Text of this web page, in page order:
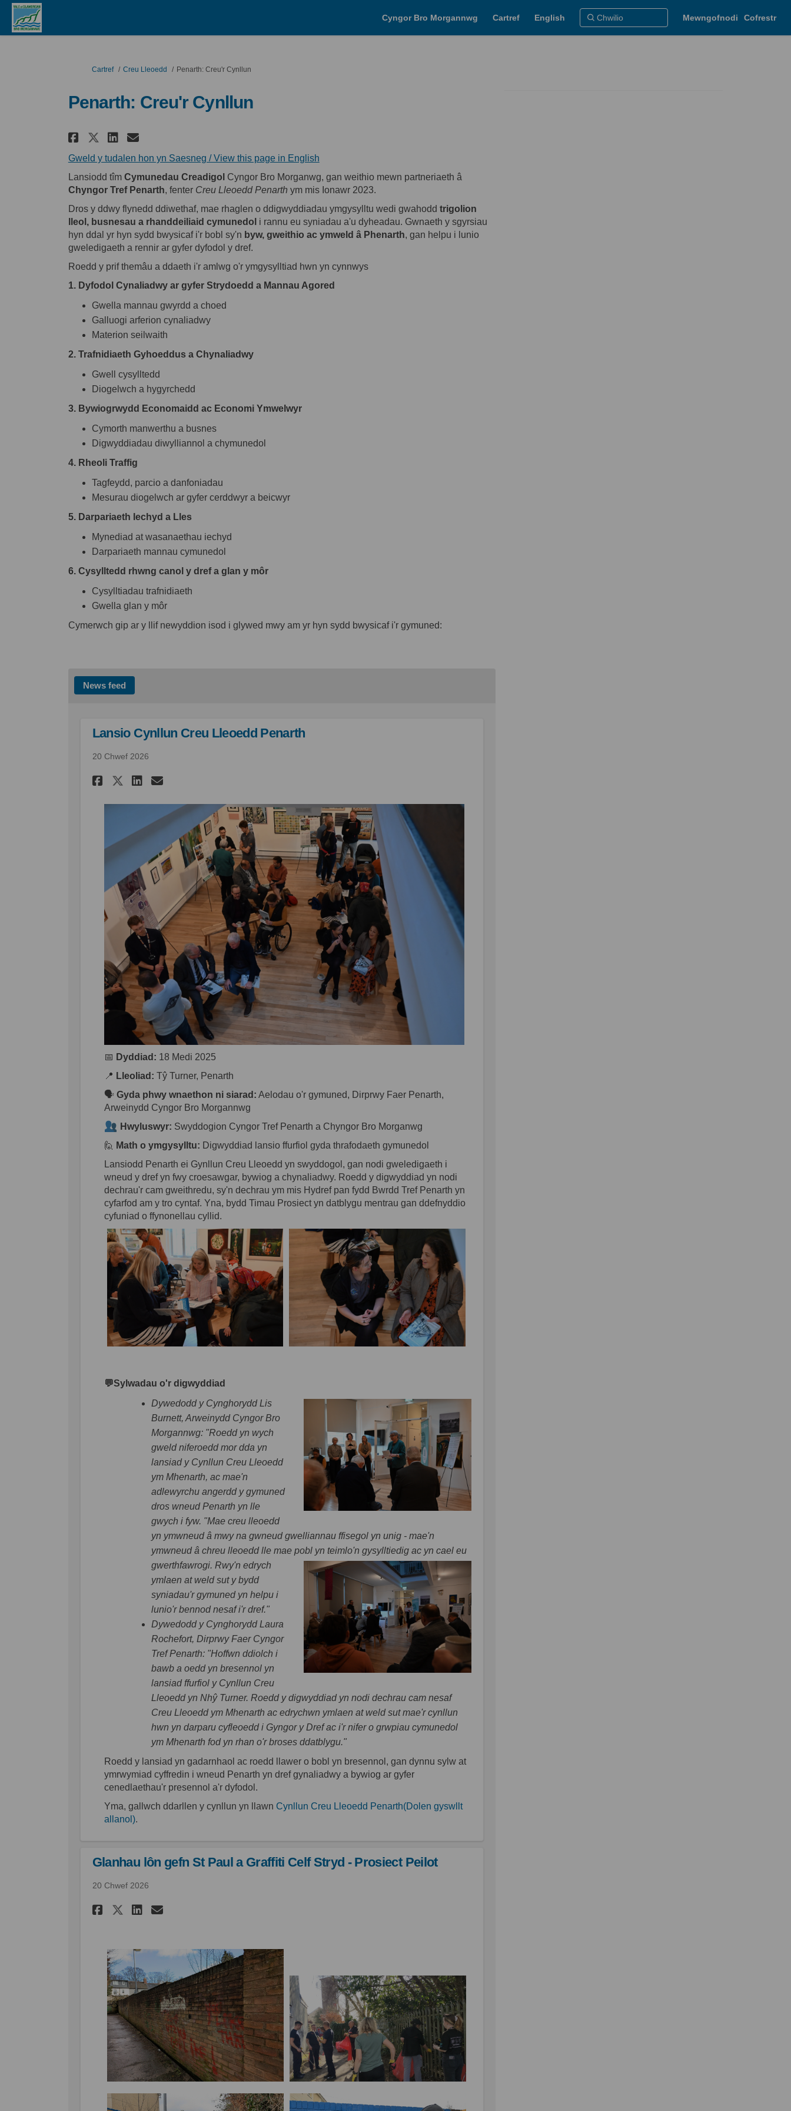
Cyngor Bro Morgannwg Cartref English Mewngofnodi Cofrestr
Rydych yma:
Cartref Creu Lleoedd Penarth: Creu'r Cynllun
Penarth: Creu'r Cynllun
Rhannu Penarth: Creu'r Cynllun ar Facebook
Rhannu Penarth: Creu'r Cynllun Ar Twitter
Rhannu Penarth: Creu'r Cynllun Ar LinkedIn
E-bost Penarth: Creu'r Cynllun dolen
Gweld y tudalen hon yn Saesneg / View this page in English(Dolen allanol)
Lansiodd tîm Cymunedau Creadigol Cyngor Bro Morganwg, gan weithio mewn partneriaeth â
Chyngor Tref Penarth, fenter Creu Lleoedd Penarth ym mis Ionawr 2023.
Dros y ddwy flynedd ddiwethaf, mae rhaglen o ddigwyddiadau ymgysylltu wedi gwahodd trigolion
lleol, busnesau a rhanddeiliaid cymunedol i rannu eu syniadau a'u dyheadau. Gwnaeth y sgyrsiau
hyn ddal yr hyn sydd bwysicaf i'r bobl sy'n byw, gweithio ac ymweld â Phenarth, gan helpu i lunio
gweledigaeth a rennir ar gyfer dyfodol y dref.
Roedd y prif themâu a ddaeth i'r amlwg o'r ymgysylltiad hwn yn cynnwys
1. Dyfodol Cynaliadwy ar gyfer Strydoedd a Mannau Agored
Gwella mannau gwyrdd a choed
Galluogi arferion cynaliadwy
Materion seilwaith
2. Trafnidiaeth Gyhoeddus a Chynaliadwy
Gwell cysylltedd
Diogelwch a hygyrchedd
3. Bywiogrwydd Economaidd ac Economi Ymwelwyr
Cymorth manwerthu a busnes
Digwyddiadau diwylliannol a chymunedol
4. Rheoli Traffig
Tagfeydd, parcio a danfoniadau
Mesurau diogelwch ar gyfer cerddwyr a beicwyr
5. Darpariaeth Iechyd a Lles
Mynediad at wasanaethau iechyd
Darpariaeth mannau cymunedol
6. Cysylltedd rhwng canol y dref a glan y môr
Cysylltiadau trafnidiaeth
Gwella glan y môr
Cymerwch gip ar y llif newyddion isod i glywed mwy am yr hyn sydd bwysicaf i'r gymuned:
News feed
Lansio Cynllun Creu Lleoedd Penarth
20 Chwef 2026
Rhannu Lansio Cynllun Creu Lleoedd Penarth ar Facebook
Rhannu Lansio Cynllun Creu Lleoedd Penarth Ar Twitter
Rhannu Lansio Cynllun Creu Lleoedd Penarth Ar LinkedIn
E-bost Lansio Cynllun Creu Lleoedd Penarth dolen
📅 Dyddiad: 18 Medi 2025
📍 Lleoliad: Tŷ Turner, Penarth
🗣️ Gyda phwy wnaethon ni siarad: Aelodau o'r gymuned, Dirprwy Faer Penarth,
Arweinydd Cyngor Bro Morgannwg
Hwyluswyr: Swyddogion Cyngor Tref Penarth a Chyngor Bro Morganwg
🙋 Math o ymgysylltu: Digwyddiad lansio ffurfiol gyda thrafodaeth gymunedol
Lansiodd Penarth ei Gynllun Creu Lleoedd yn swyddogol, gan nodi gweledigaeth i
wneud y dref yn fwy croesawgar, bywiog a chynaliadwy. Roedd y digwyddiad yn nodi
dechrau'r cam gweithredu, sy'n dechrau ym mis Hydref pan fydd Bwrdd Tref Penarth yn
cyfarfod am y tro cyntaf. Yna, bydd Timau Prosiect yn datblygu mentrau gan ddefnyddio
cyfuniad o ffynonellau cyllid.
💬Sylwadau o'r digwyddiad
Dywedodd y CynghoryddLis
Burnett, Arweinydd Cyngor Bro
Morgannwg: "Roedd yn wych
gweld niferoedd mor dda yn
lansiad y Cynllun Creu Lleoedd
ym Mhenarth, ac mae'n
adlewyrchu angerdd y gymuned
dros wneud Penarth yn lle
gwych i fyw. "Mae creu lleoedd
yn ymwneud â mwy na gwneud gwelliannau ffisegol yn unig - mae'n
ymwneud â chreu lleoedd lle mae pobl yn teimlo'n gysylltiedig ac yn cael eu
gwerthfawrogi. Rwy'n edrych
ymlaen at weld sut y bydd
syniadau'r gymuned yn helpu i
lunio'r bennod nesaf i'r dref."
Dywedodd y Cynghorydd Laura
Rochefort, Dirprwy Faer Cyngor
Tref Penarth: "Hoffwn ddiolch i
bawb a oedd yn bresennol yn
lansiad ffurfiol y Cynllun Creu
Lleoedd yn Nhŷ Turner. Roedd y digwyddiad yn nodi dechrau cam nesaf
Creu Lleoedd ym Mhenarth ac edrychwn ymlaen at weld sut mae'r cynllun
hwn yn darparu cyfleoedd i Gyngor y Dref ac i'r nifer o grwpiau cymunedol
ym Mhenarth fod yn rhan o'r broses ddatblygu."
Roedd y lansiad yn gadarnhaol ac roedd llawer o bobl yn bresennol, gan dynnu sylw at
ymrwymiad cyffredin i wneud Penarth yn dref gynaliadwy a bywiog ar gyfer
cenedlaethau'r presennol a'r dyfodol.
Yma, gallwch ddarllen y cynllun yn llawn Cynllun Creu Lleoedd Penarth(Dolen gyswllt
allanol)(Dolen allanol)
.
Glanhau lôn gefn St Paul a Graffiti Celf Stryd - Prosiect Peilot
20 Chwef 2026
Rhannu Glanhau lôn gefn St Paul a Graffiti Celf Stryd - Prosiect Peilot ar Facebook
Rhannu Glanhau lôn gefn St Paul a Graffiti Celf Stryd - Prosiect Peilot Ar Twitter
Rhannu Glanhau lôn gefn St Paul a Graffiti Celf Stryd - Prosiect Peilot Ar LinkedIn
E-bost Glanhau lôn gefn St Paul a Graffiti Celf Stryd - Prosiect Peilot dolen